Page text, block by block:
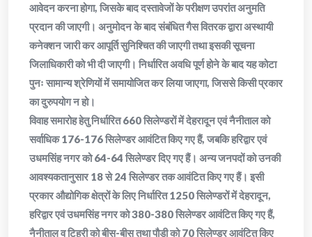
आवेदन करना होगा, जिसके बाद दस्तावेजों के परीक्षण उपरांत अनुमति
प्रदान की जाएगी। अनुमोदन के बाद संबंधित गैस वितरक द्वारा अस्थायी
कनेक्शन जारी कर आपूर्ति सुनिश्चित की जाएगी तथा इसकी सूचना
जिलाधिकारी को भी दी जाएगी। निर्धारित अवधि पूर्ण होने के बाद यह कोटा
पुनः सामान्य श्रेणियों में समायोजित कर लिया जाएगा, जिससे किसी प्रकार
का दुरुपयोग न हो।
विवाह समारोह हेतु निर्धारित 660 सिलेण्डरों में देहरादून एवं नैनीताल को
सर्वाधिक 176-176 सिलेण्डर आवंटित किए गए हैं, जबकि हरिद्वार एवं
उधमसिंह नगर को 64-64 सिलेण्डर दिए गए हैं। अन्य जनपदों को उनकी
आवश्यकतानुसार 18 से 24 सिलेण्डर तक आवंटित किए गए हैं। इसी
प्रकार औद्योगिक क्षेत्रों के लिए निर्धारित 1250 सिलेण्डरों में देहरादून,
हरिद्वार एवं उधमसिंह नगर को 380-380 सिलेण्डर आवंटित किए गए हैं,
नैनीताल व टिहरी को बीस-बीस तथा पौड़ी को 70 सिलेण्डर आवंटित किए